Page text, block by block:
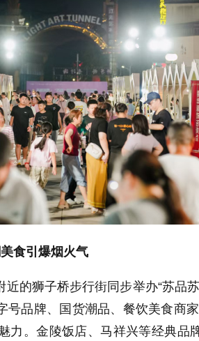
食引爆烟火气
近的狮子桥步行街同步举办“苏品
号品牌、国货潮品、餐饮美食商
力。金陵饭店、马祥兴等经典品